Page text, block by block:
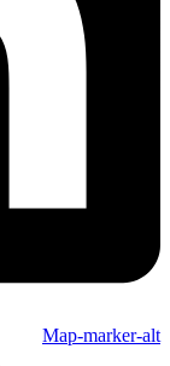
Map-marker-alt